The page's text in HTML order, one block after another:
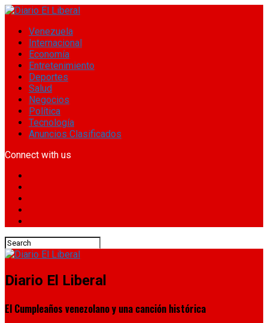
Venezuela
Internacional
Economía
Entretenimiento
Deportes
Salud
Negocios
Política
Tecnología
Anuncios Clasificados
Connect with us
Diario El Liberal
El Cumpleaños venezolano y una canción histórica